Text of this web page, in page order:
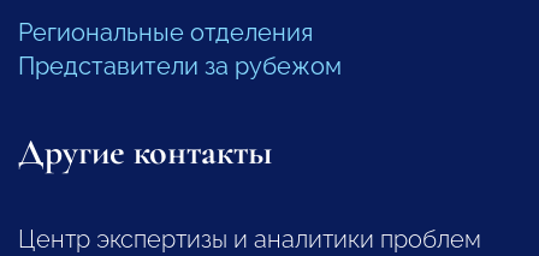
Региональные отделения
Представители за рубежом
Другие контакты
Центр экспертизы и аналитики проблем